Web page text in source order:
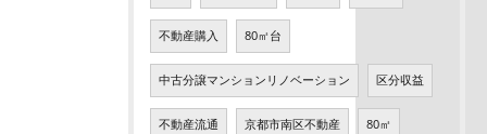
不動産購入 80㎡台
中古分譲マンションリノベーション 区分収益
不動産流通 京都市南区不動産 80㎡